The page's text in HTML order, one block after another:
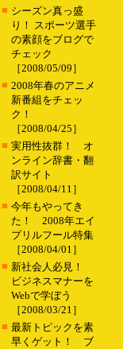
■ シーズン真っ盛
り！ スポーツ選手
の素顔をブログで
チェック
［2008/05/09］
■ 2008年春のアニメ
新番組をチェッ
ク！
［2008/04/25］
■ 実用性抜群！ オ
ンライン辞書・翻
訳サイト
［2008/04/11］
■ 今年もやってき
た！ 2008年エイ
プリルフール特集
［2008/04/01］
■ 新社会人必見！
ビジネスマナーを
Webで学ぼう
［2008/03/21］
■ 最新トピックを素
早くゲット！ ブ